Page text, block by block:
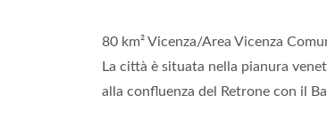
80 km² Vicenza/Area Vicenza
La città è situata nella pianura
alla confluenza del Retrone con il